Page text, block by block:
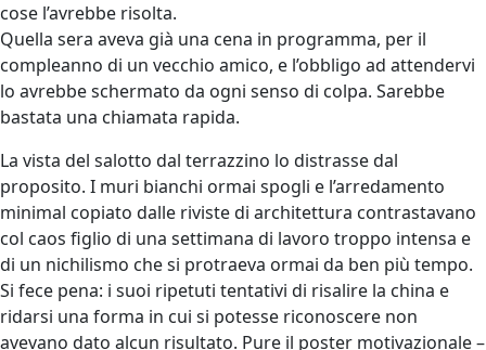
cose l’avrebbe risolta.
Quella sera aveva già una cena in programma, per il
compleanno di un vecchio amico, e l’obbligo ad attendervi
lo avrebbe schermato da ogni senso di colpa. Sarebbe
bastata una chiamata rapida.
La vista del salotto dal terrazzino lo distrasse dal
proposito. I muri bianchi ormai spogli e l’arredamento
minimal copiato dalle riviste di architettura contrastavano
col caos figlio di una settimana di lavoro troppo intensa e
di un nichilismo che si protraeva ormai da ben più tempo.
Si fece pena: i suoi ripetuti tentativi di risalire la china e
ridarsi una forma in cui si potesse riconoscere non
avevano dato alcun risultato. Pure il poster motivazionale –